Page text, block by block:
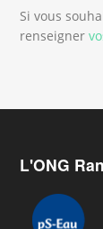
Si vous
renseigner
L'ONG